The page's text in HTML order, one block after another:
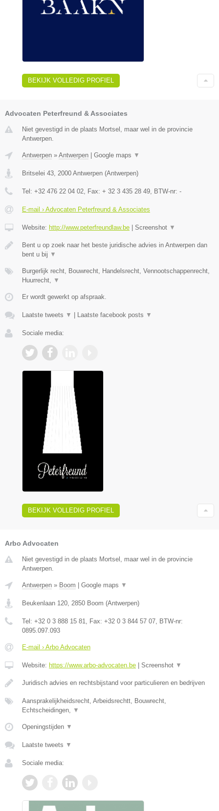
BEKIJK VOLLEDIG PROFIEL
Advocaten Peterfreund & Associates
Niet gevestigd in de plaats Mortsel, maar wel in de provincie
Antwerpen.
Antwerpen » Antwerpen Google maps ▼
Britselei 43, 2000 Antwerpen (Antwerpen)
Tel: +32 476 22 04 02, Fax: + 32 3 435 28 49, BTW-nr: -
E-mail › Advocaten Peterfreund & Associates
Website: http://www.peterfreundlaw.be Screenshot ▼
Bent u op zoek naar het beste juridische advies in Antwerpen dan
bent u bij ▼
Burgerlijk recht, Bouwrecht, Handelsrecht, Vennootschappenrecht,
Huurrecht, ▼
Er wordt gewerkt op afspraak.
Laatste tweets ▼ Laatste facebook posts ▼
Sociale media:
BEKIJK VOLLEDIG PROFIEL
Arbo Advocaten
Niet gevestigd in de plaats Mortsel, maar wel in de provincie
Antwerpen.
Antwerpen » Boom Google maps ▼
Beukenlaan 120, 2850 Boom (Antwerpen)
Tel: +32 0 3 888 15 81, Fax: +32 0 3 844 57 07, BTW-nr:
0895.097.093
E-mail › Arbo Advocaten
Website: https://www.arbo-advocaten.be Screenshot ▼
Juridisch advies en rechtsbijstand voor particulieren en bedrijven
Aansprakelijkheidsrecht, Arbeidsrechtt, Bouwrecht,
Echtscheidingen, ▼
Openingstijden ▼
Laatste tweets ▼
Sociale media: